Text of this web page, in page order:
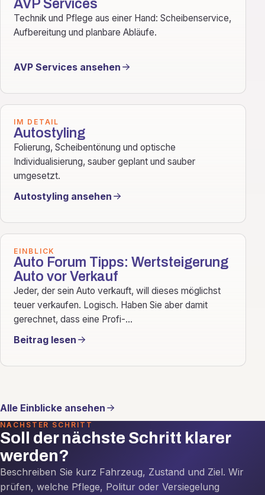
AVP Services
Technik und Pflege aus einer Hand: Scheibenservice,
Aufbereitung und planbare Abläufe.
AVP Services ansehen
IM DETAIL
Autostyling
Folierung, Scheibentönung und optische
Individualisierung, sauber geplant und sauber
umgesetzt.
Autostyling ansehen
EINBLICK
Auto Forum Tipps: Wertsteigerung
Auto vor Verkauf
Jeder, der sein Auto verkauft, will dieses möglichst
teuer verkaufen. Logisch. Haben Sie aber damit
gerechnet, dass eine Profi-...
Beitrag lesen
Alle Einblicke ansehen
NÄCHSTER SCHRITT
Soll der nächste Schritt klarer
werden?
Beschreiben Sie kurz Fahrzeug, Zustand und Ziel. Wir
prüfen, welche Pflege, Politur oder Versiegelung